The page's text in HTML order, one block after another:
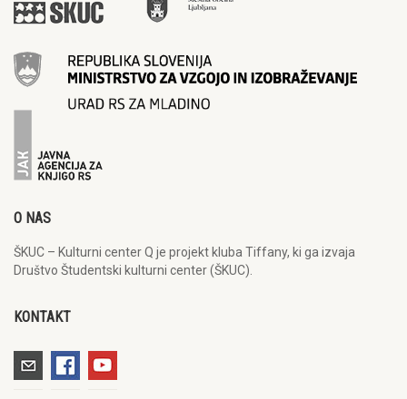
O NAS
ŠKUC – Kulturni center Q je projekt kluba Tiffany, ki ga izvaja
Društvo Študentski kulturni center (ŠKUC).
KONTAKT